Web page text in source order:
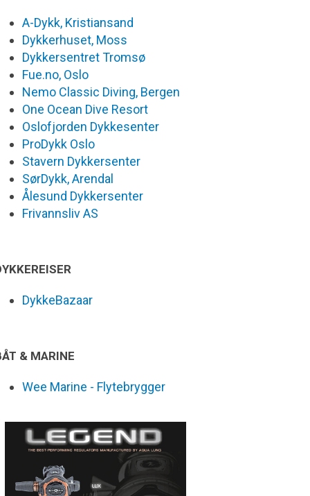
A-Dykk, Kristiansand
Dykkerhuset, Moss
Dykkersentret Tromsø
Fue.no, Oslo
Nemo Classic Diving, Bergen
One Ocean Dive Resort
Oslofjorden Dykkesenter
ProDykk Oslo
Stavern Dykkersenter
SørDykk, Arendal
Ålesund Dykkersenter
Frivannsliv AS
DykkeBazaar
& MARINE
Wee Marine - Flytebrygger